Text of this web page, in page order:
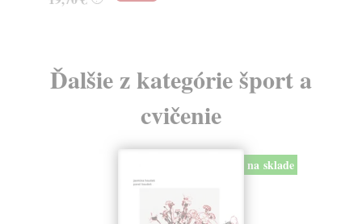
Ďalšie z kategórie šport a
cvičenie
na sklade